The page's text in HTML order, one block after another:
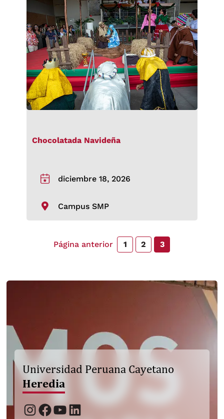
Chocolatada Navideña
diciembre 18, 2026
Campus SMP
Página anterior 1 2 3
TALLER DE ESTILOS DE HÁBITOS
SALUDABLES QI GONG PARA LA
Universidad Peruana Cayetano
Heredia
Instagram
Facebook
YouTube
LinkedIn